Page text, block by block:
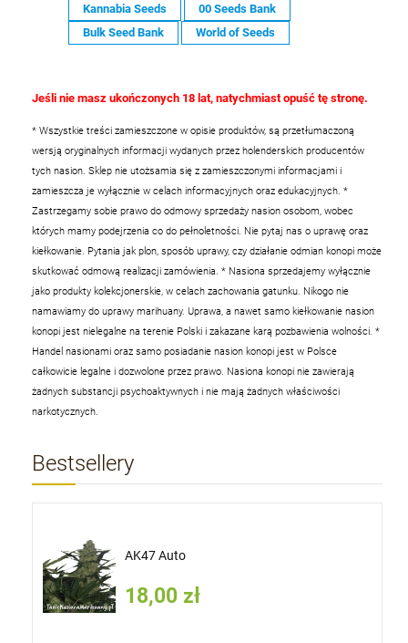
Kannabia Seeds
00 Seeds Bank
Bulk Seed Bank
World of Seeds
Jeśli nie masz ukończonych 18 lat, natychmiast opuść tę stronę.
* Wszystkie treści zamieszczone w opisie produktów, są przetłumaczoną
wersją oryginalnych informacji wydanych przez holenderskich producentów
tych nasion. Sklep nie utożsamia się z zamieszczonymi informacjami i
zamieszcza je wyłącznie w celach informacyjnych oraz edukacyjnych. *
Zastrzegamy sobie prawo do odmowy sprzedaży nasion osobom, wobec
których mamy podejrzenia co do pełnoletności. Nie pytaj nas o uprawę oraz
kiełkowanie. Pytania jak plon, sposób uprawy, czy działanie odmian konopi może
skutkować odmową realizacji zamówienia. * Nasiona sprzedajemy wyłącznie
jako produkty kolekcjonerskie, w celach zachowania gatunku. Nikogo nie
namawiamy do uprawy marihuany. Uprawa, a nawet samo kiełkowanie nasion
konopi jest nielegalne na terenie Polski i zakazane karą pozbawienia wolności. *
Handel nasionami oraz samo posiadanie nasion konopi jest w Polsce
całkowicie legalne i dozwolone przez prawo. Nasiona konopi nie zawierają
żadnych substancji psychoaktywnych i nie mają żadnych właściwości
narkotycznych.
Bestsellery
AK47 Auto
18,00 zł